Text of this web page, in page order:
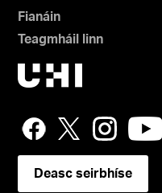
Fianáin
Teagmháil linn
Deasc seirbhíse